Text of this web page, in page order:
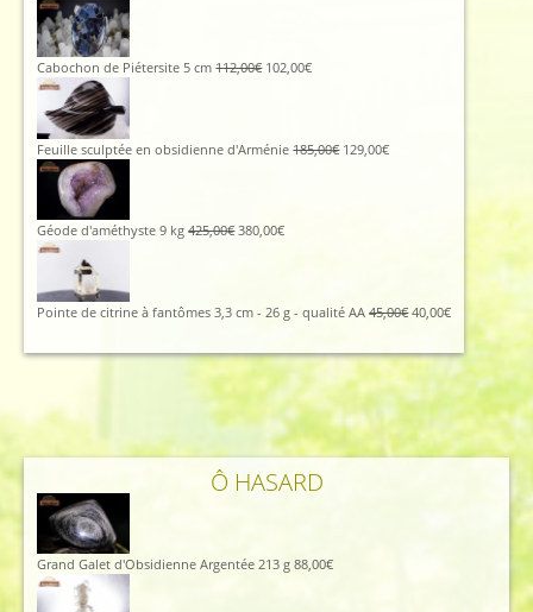
96,00€.
Cabochon de Piétersite 5 cm 112,00€ Le
112,00€.
102,00€Le
102,00€.
Feuille sculptée en obsidienne d'Arménie 185,00€ Le
129,00€Le
Géode d'améthyste 9 kg 425,00€ Le
425,00€.
380,00€Le
380,00€.
Pointe de citrine à fantômes 3,3 cm - 26 g - qualité AA 45,00€Le
initial
était :
45,00€.
40,00€Le
actuel
est :
40,00€.
Ô HASARD
Grand Galet d'Obsidienne Argentée 213 g 88,00€